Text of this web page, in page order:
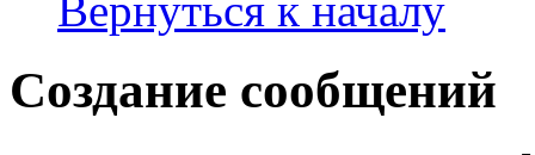
Вернуться к началу
Создание сообщений